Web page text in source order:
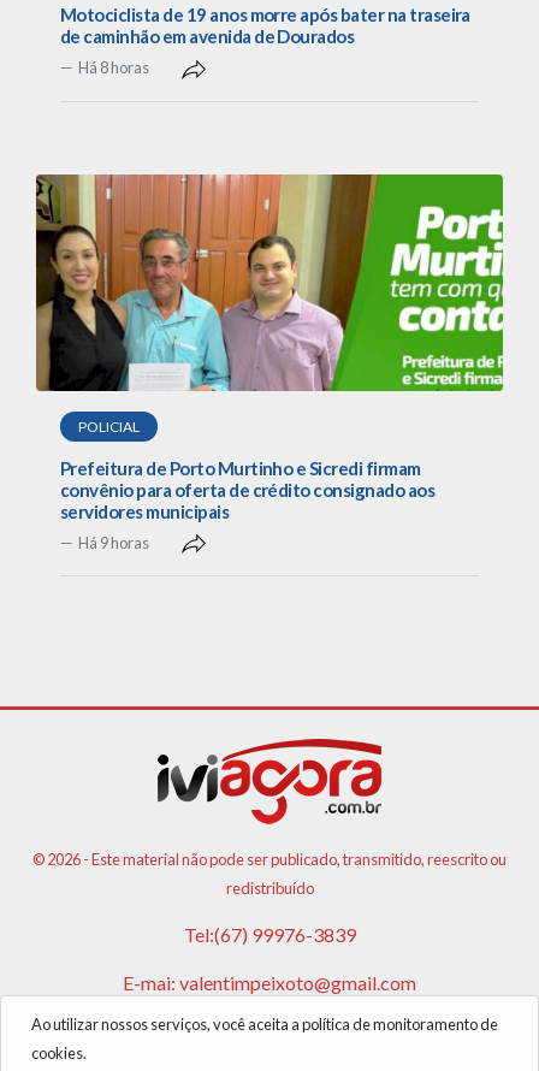
Motociclista de 19 anos morre após bater na traseira
de caminhão em avenida de Dourados
Há 8 horas
POLICIAL
Prefeitura de Porto Murtinho e Sicredi firmam
convênio para oferta de crédito consignado aos
servidores municipais
Há 9 horas
Ao utilizar nossos serviços, você aceita a política de monitoramento de
cookies.
© 2026 - Este material não pode ser publicado, transmitido, reescrito ou
redistribuído
Tel:(67) 99976-3839
E-mai: valentimpeixoto@gmail.com
VPA AGENCIA DE PUBLICIDADES E NOTICIAS LTDA